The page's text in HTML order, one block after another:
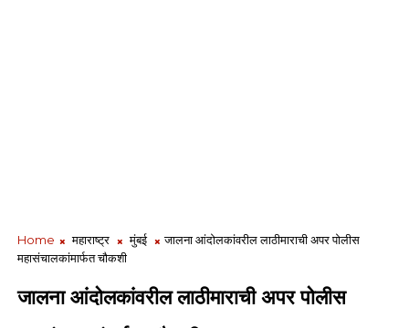
Home महाराष्ट्र मुंबई
जालना आंदोलकांवरील लाठीमाराची अपर पोलीस
महासंचालकांमार्फत चौकशी
जालना आंदोलकांवरील लाठीमाराची अपर पोलीस